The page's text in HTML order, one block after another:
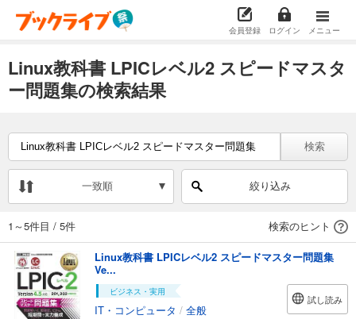
会員登録 ログイン メニュー
Linux教科書 LPICレベル2 スピードマスタ
ー問題集の検索結果
検索
一致順 絞り込み
1～5件目 / 5件 検索のヒント
Linux教科書 LPICレベル2 スピードマスター問題集
Ve...
ビジネス・実用
IT・コンピュータ / 全般
試し読み